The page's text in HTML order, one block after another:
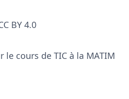
BY 4.0
le cours de TIC à la MATIM